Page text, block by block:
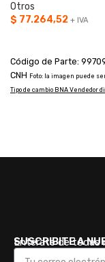
Otros
$ 77.264,52 + IVA
Código de Parte:
CNH Foto: la imagen puede
Tipo de cambio BNA Vendedor
SUSCRIBITE A
Enterate de todas